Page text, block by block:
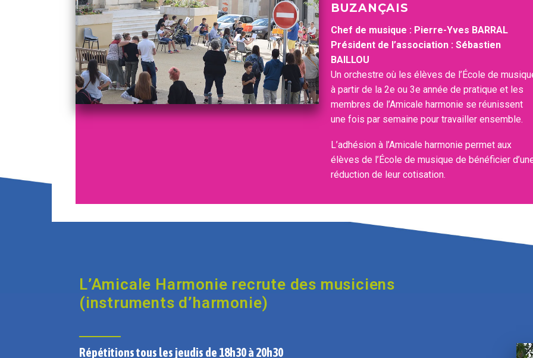
BUZANÇAIS
Chef de musique : Pierre-Yves BARRAL
Président de l’association : Sébastien
BAILLOU
Un orchestre où les élèves de l’École de
à partir de la 2e ou 3e année de pratique et les
membres de l’Amicale harmonie se réunissent
une fois par semaine pour travailler ensemble.
L’adhésion à l’Amicale harmonie permet aux
élèves de l’École de musique de bénéficier
réduction de leur cotisation.
L’Amicale Harmonie recrute des musiciens
(instruments d’harmonie)
Répétitions tous les jeudis de 18h30 à 20h30